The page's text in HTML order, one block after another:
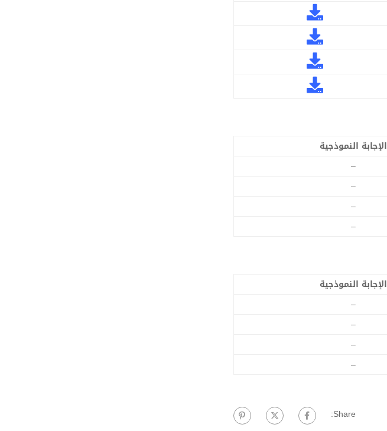
الإجابة النموذجية
–
–
–
–
الإجابة النموذجية
–
–
–
–
Share: